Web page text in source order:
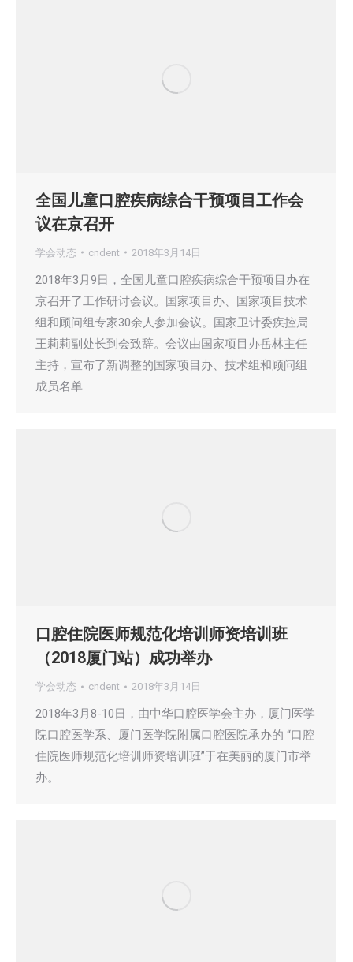
全国儿童口腔疾病综合干预项目工作会
议在京召开
学会动态 cndent 2018年3月14日
2018年3月9日，全国儿童口腔疾病综合干预项目办在
京召开了工作研讨会议。国家项目办、国家项目技术
组和顾问组专家30余人参加会议。国家卫计委疾控局
王莉莉副处长到会致辞。会议由国家项目办岳林主任
主持，宣布了新调整的国家项目办、技术组和顾问组
成员名单
口腔住院医师规范化培训师资培训班
（2018厦门站）成功举办
学会动态 cndent 2018年3月14日
2018年3月8-10日，由中华口腔医学会主办，厦门医学
院口腔医学系、厦门医学院附属口腔医院承办的 “口腔
住院医师规范化培训师资培训班”于在美丽的厦门市举
办。